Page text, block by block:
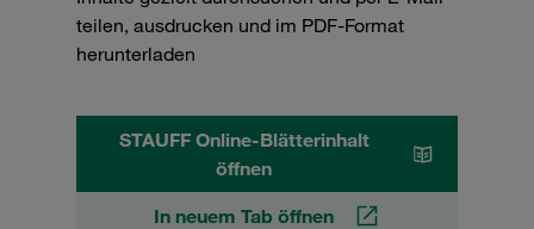
teilen, ausdrucken und im PDF-Format
herunterladen
STAUFF Online-Blätterinhalt
öffnen
In neuem Tab öffnen